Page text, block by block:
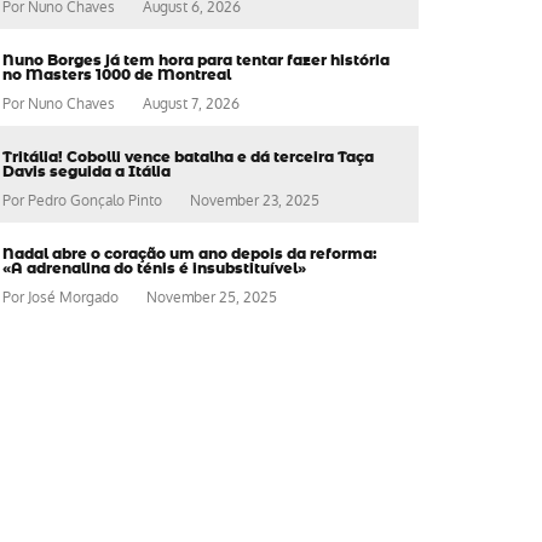
Por Nuno Chaves August 6, 2026
Nuno Borges já tem hora para tentar fazer história
no Masters 1000 de Montreal
PorNuno Chaves August 7, 2026
Tritália! Cobolli vence batalha e dá terceira Taça
Davis seguida a Itália
Por Pedro Gonçalo Pinto November 23, 2025
Nadal abre o coração um ano depois da reforma:
«A adrenalina do ténis é insubstituível»
PorJosé Morgado November 25, 2025